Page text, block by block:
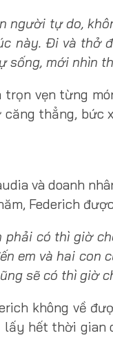
người tự do,
này. Đi và thở
sống, mới nhìn
vẹn từng
căng thẳng,
và doanh
Federich
phải có thì giờ
em và hai con
sẽ có thì giờ
không về
hết thời gian